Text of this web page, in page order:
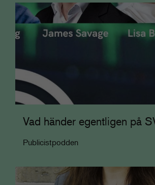
Vad händer egentligen på
Publicistpodden